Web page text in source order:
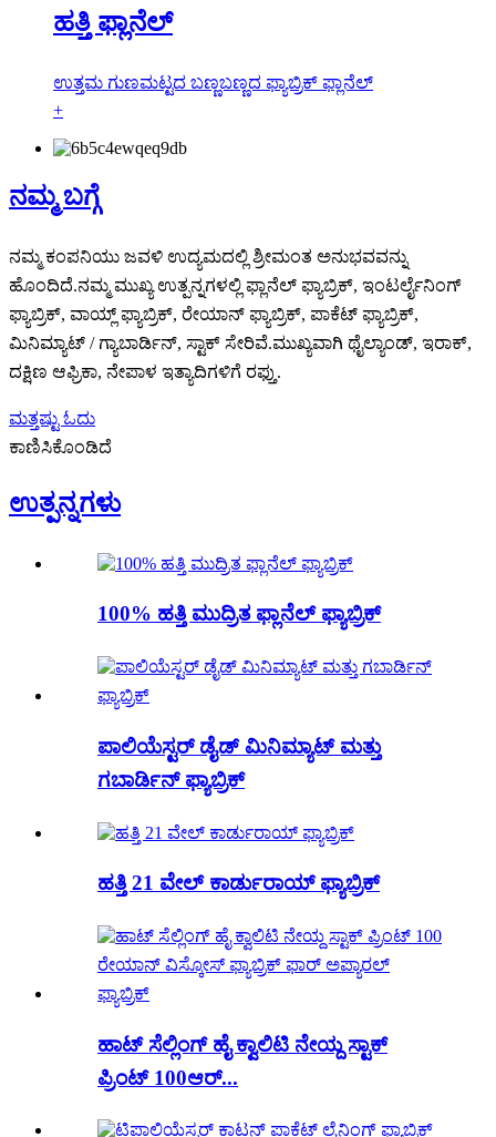
ಹತ್ತಿ ಫ್ಲಾನೆಲ್
ಉತ್ತಮ ಗುಣಮಟ್ಟದ ಬಣ್ಣಬಣ್ಣದ ಫ್ಯಾಬ್ರಿಕ್ ಫ್ಲಾನೆಲ್
+
ನಮ್ಮ ಬಗ್ಗೆ
ನಮ್ಮ ಕಂಪನಿಯು ಜವಳಿ ಉದ್ಯಮದಲ್ಲಿ ಶ್ರೀಮಂತ ಅನುಭವವನ್ನು
ಹೊಂದಿದೆ.ನಮ್ಮ ಮುಖ್ಯ ಉತ್ಪನ್ನಗಳಲ್ಲಿ ಫ್ಲಾನೆಲ್ ಫ್ಯಾಬ್ರಿಕ್, ಇಂಟರ್ಲೈನಿಂಗ್
ಫ್ಯಾಬ್ರಿಕ್, ವಾಯ್ಲ್ ಫ್ಯಾಬ್ರಿಕ್, ರೇಯಾನ್ ಫ್ಯಾಬ್ರಿಕ್, ಪಾಕೆಟ್ ಫ್ಯಾಬ್ರಿಕ್,
ಮಿನಿಮ್ಯಾಟ್ / ಗ್ಯಾಬಾರ್ಡಿನ್, ಸ್ಟಾಕ್ ಸೇರಿವೆ.ಮುಖ್ಯವಾಗಿ ಥೈಲ್ಯಾಂಡ್, ಇರಾಕ್,
ದಕ್ಷಿಣ ಆಫ್ರಿಕಾ, ನೇಪಾಳ ಇತ್ಯಾದಿಗಳಿಗೆ ರಫ್ತು.
ಮತ್ತಷ್ಟು ಓದು
ಕಾಣಿಸಿಕೊಂಡಿದೆ
ಉತ್ಪನ್ನಗಳು
100% ಹತ್ತಿ ಮುದ್ರಿತ ಫ್ಲಾನೆಲ್ ಫ್ಯಾಬ್ರಿಕ್
ಪಾಲಿಯೆಸ್ಟರ್ ಡೈಡ್ ಮಿನಿಮ್ಯಾಟ್ ಮತ್ತು
ಗಬಾರ್ಡಿನ್ ಫ್ಯಾಬ್ರಿಕ್
ಹತ್ತಿ 21 ವೇಲ್ ಕಾರ್ಡುರಾಯ್ ಫ್ಯಾಬ್ರಿಕ್
ಹಾಟ್ ಸೆಲ್ಲಿಂಗ್ ಹೈ ಕ್ವಾಲಿಟಿ ನೇಯ್ದ ಸ್ಟಾಕ್
ಪ್ರಿಂಟ್ 100ಆರ್...